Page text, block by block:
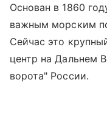
Основан в 1860
важным морским
Сейчас это
центр на Дальнем
ворота" России.